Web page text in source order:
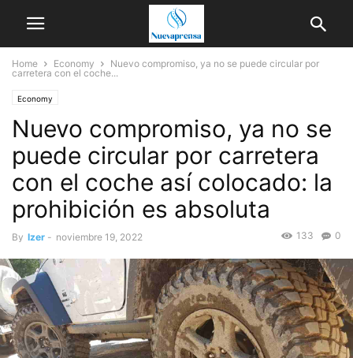
Home Economy
Nuevo compromiso, ya no se puede circular por
carretera con el coche...
Economy
Nuevo compromiso, ya no se
puede circular por carretera
con el coche así colocado: la
prohibición es absoluta
By Izer - noviembre 19, 2022 0
133